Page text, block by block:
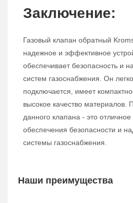
Заключение:
Газовый клапан обратный
надежное и эффективное
обеспечивает безопасность и
систем газоснабжения. Он
подключается, имеет
высокое качество материалов.
данного клапана - это
обеспечения безопасности и
системы газоснабжения.
Наши преимущества